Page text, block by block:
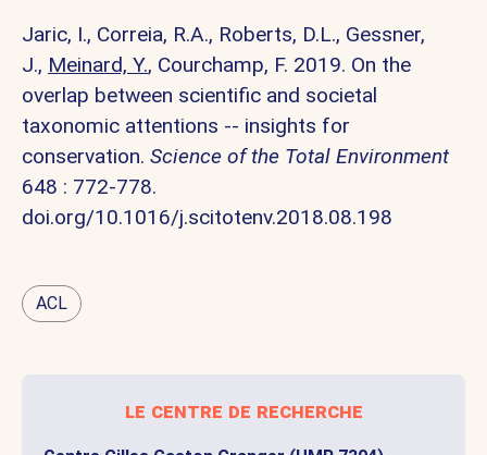
Jaric, I., Correia, R.A., Roberts, D.L., Gessner,
J., Meinard, Y., Courchamp, F. 2019. On the
overlap between scientific and societal
taxonomic attentions -- insights for
conservation. Science of the Total Environment
648 : 772-778.
doi.org/10.1016/j.scitotenv.2018.08.198
ACL
le centre de recherche